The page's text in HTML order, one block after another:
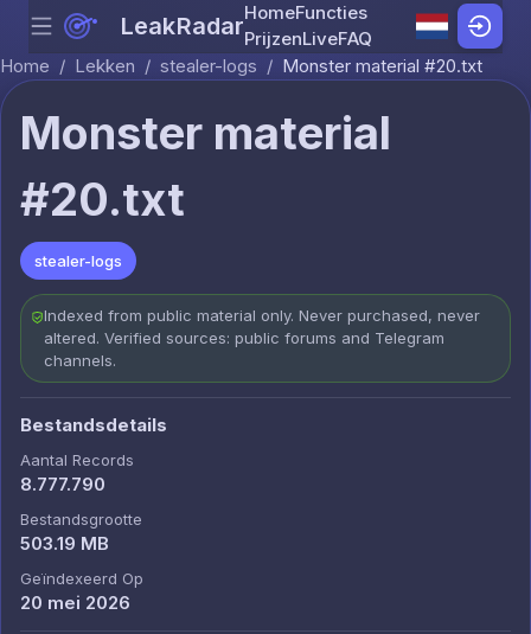
Skip to content
Menu LeakRadarHomeFuncties
PrijzenLiveFAQ
Home / Lekken / stealer-logs / Monster material #20.txt
Monster material
#20.txt
stealer-logs
Indexed from public material only. Never purchased, never
altered. Verified sources: public forums and Telegram
channels.
Bestandsdetails
Aantal Records
8.777.790
Bestandsgrootte
503.19 MB
Geïndexeerd Op
20 mei 2026